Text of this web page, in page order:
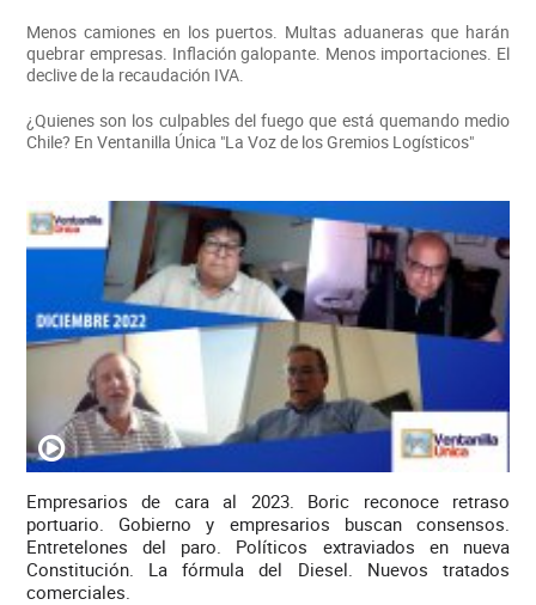
Menos camiones en los puertos. Multas aduaneras que harán
quebrar empresas. Inflación galopante. Menos importaciones. El
declive de la recaudación IVA.
¿Quienes son los culpables del fuego que está quemando medio
Chile? En Ventanilla Única "La Voz de los Gremios Logísticos"
Empresarios de cara al 2023. Boric reconoce retraso
portuario. Gobierno y empresarios buscan consensos.
Entretelones del paro. Políticos extraviados en nueva
Constitución. La fórmula del Diesel. Nuevos tratados
comerciales.